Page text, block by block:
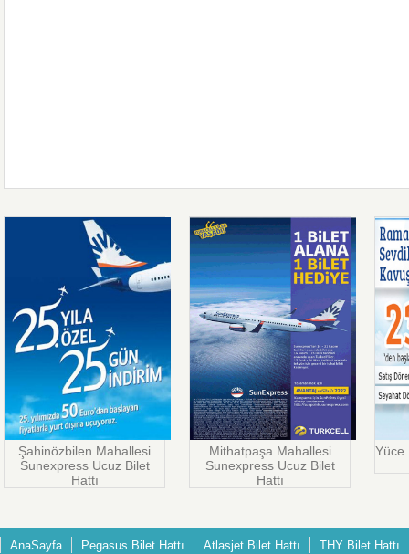
Şahinözbilen Mahallesi
Sunexpress Ucuz Bilet
Hattı
Mithatpaşa Mahallesi
Sunexpress Ucuz Bilet
Hattı
Yüce
AnaSayfa Pegasus Bilet Hattı Atlasjet Bilet Hattı THY Bilet Hattı